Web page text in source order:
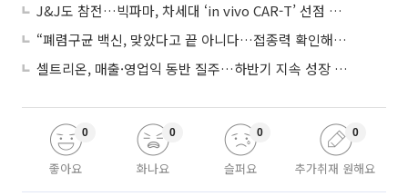
J&J도 참전…빅파마, 차세대 ‘in vivo CAR-T’ 선점 경쟁 본격화
“폐렴구균 백신, 맞았다고 끝 아니다…접종력 확인해야”
셀트리온, 매출·영업익 동반 질주…하반기 지속 성장 전망에 주목
좋아요
0
화나요
0
슬퍼요
0
추가취재 원해요
0